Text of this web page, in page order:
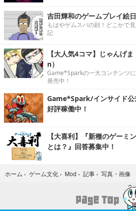
吉田輝和のゲームプレイ絵
もはやゲムスパの顔！どこかで
記
【大人気4コマ】じゃんげ
n）
Game*Sparkの一大コンテンツ
発売中！
Game*Spark/インサイド公
好評稼働中！
【大喜利】『新種のゲーミ
とは？』回答募集中！
ホーム › ゲーム文化 › Mod › 記事 › 写真・画像